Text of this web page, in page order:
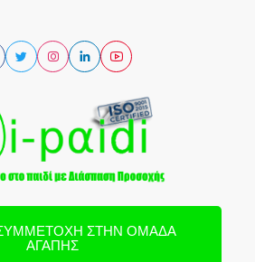
ΣΤΗΝ ΟΜΆΔΑ
ΑΓΆΠΗΣ